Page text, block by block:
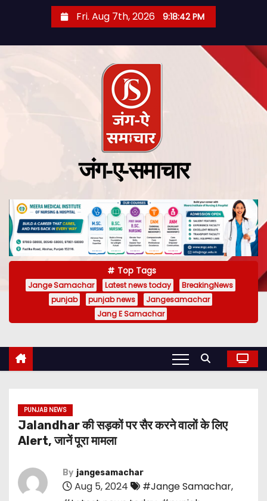
Fri. Aug 7th, 2026 9:18:43 PM
जंग-ए-समाचार
Top Tags
Jange Samachar Latest news today
BreakingNews
punjab
punjab news
Jangesamachar
Jang E Samachar
PUNJAB NEWS
Jalandhar की सड़कों पर सैर करने वालों के लिए
Alert, जानें पूरा मामला
By jangesamachar
Aug 5, 2024 #Jange Samachar,